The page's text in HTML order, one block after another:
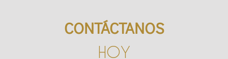
CONTÁCTANOS
HOY